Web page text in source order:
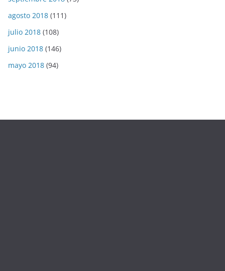
agosto 2018 (111)
julio 2018 (108)
junio 2018 (146)
mayo 2018 (94)